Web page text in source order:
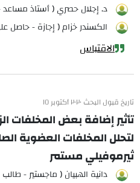
د. إجلال حصري ( أستاذ
الكسندر خزام ( إجازة - حاصل
الاقتباس
تاريخ قبول البحث ٢٠٢٠ أكتوبر ١٥
تأثير إضافة بعض المخلفات
لتحلل المخلفات العضوية
ثيرموفيلي مستمر
دانية الهبيان ( ماجستير -